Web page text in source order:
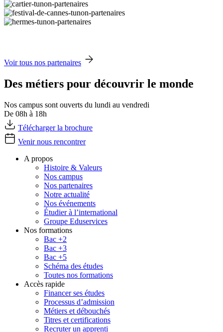
Voir tous nos partenaires
Des métiers pour découvrir le monde
Nos campus sont ouverts du lundi au vendredi
De 08h à 18h
Télécharger la brochure
Venir nous rencontrer
A propos
Histoire & Valeurs
Nos campus
Nos partenaires
Notre actualité
Nos événements
Étudier à l’international
Groupe Eduservices
Nos formations
Bac +2
Bac +3
Bac +5
Schéma des études
Toutes nos formations
Accès rapide
Financer ses études
Processus d’admission
Métiers et débouchés
Titres et certifications
Recruter un apprenti